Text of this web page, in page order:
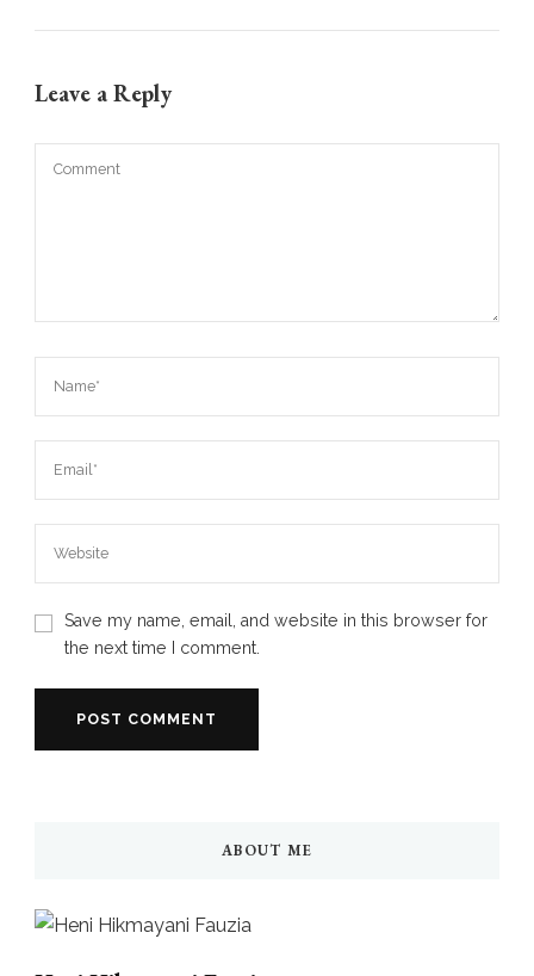
Leave a Reply
Save my name, email, and website in this browser for
the next time I comment.
ABOUT ME